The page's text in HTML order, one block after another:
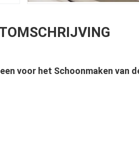
voor het Schoonmaken van